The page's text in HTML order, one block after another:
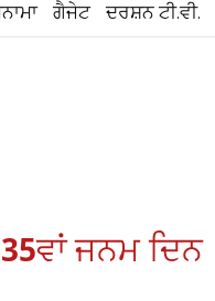
ਗੈਜੇਟ ਦਰਸ਼ਨ ਟੀ.ਵੀ.
ਜਨਮ ਦਿਨ